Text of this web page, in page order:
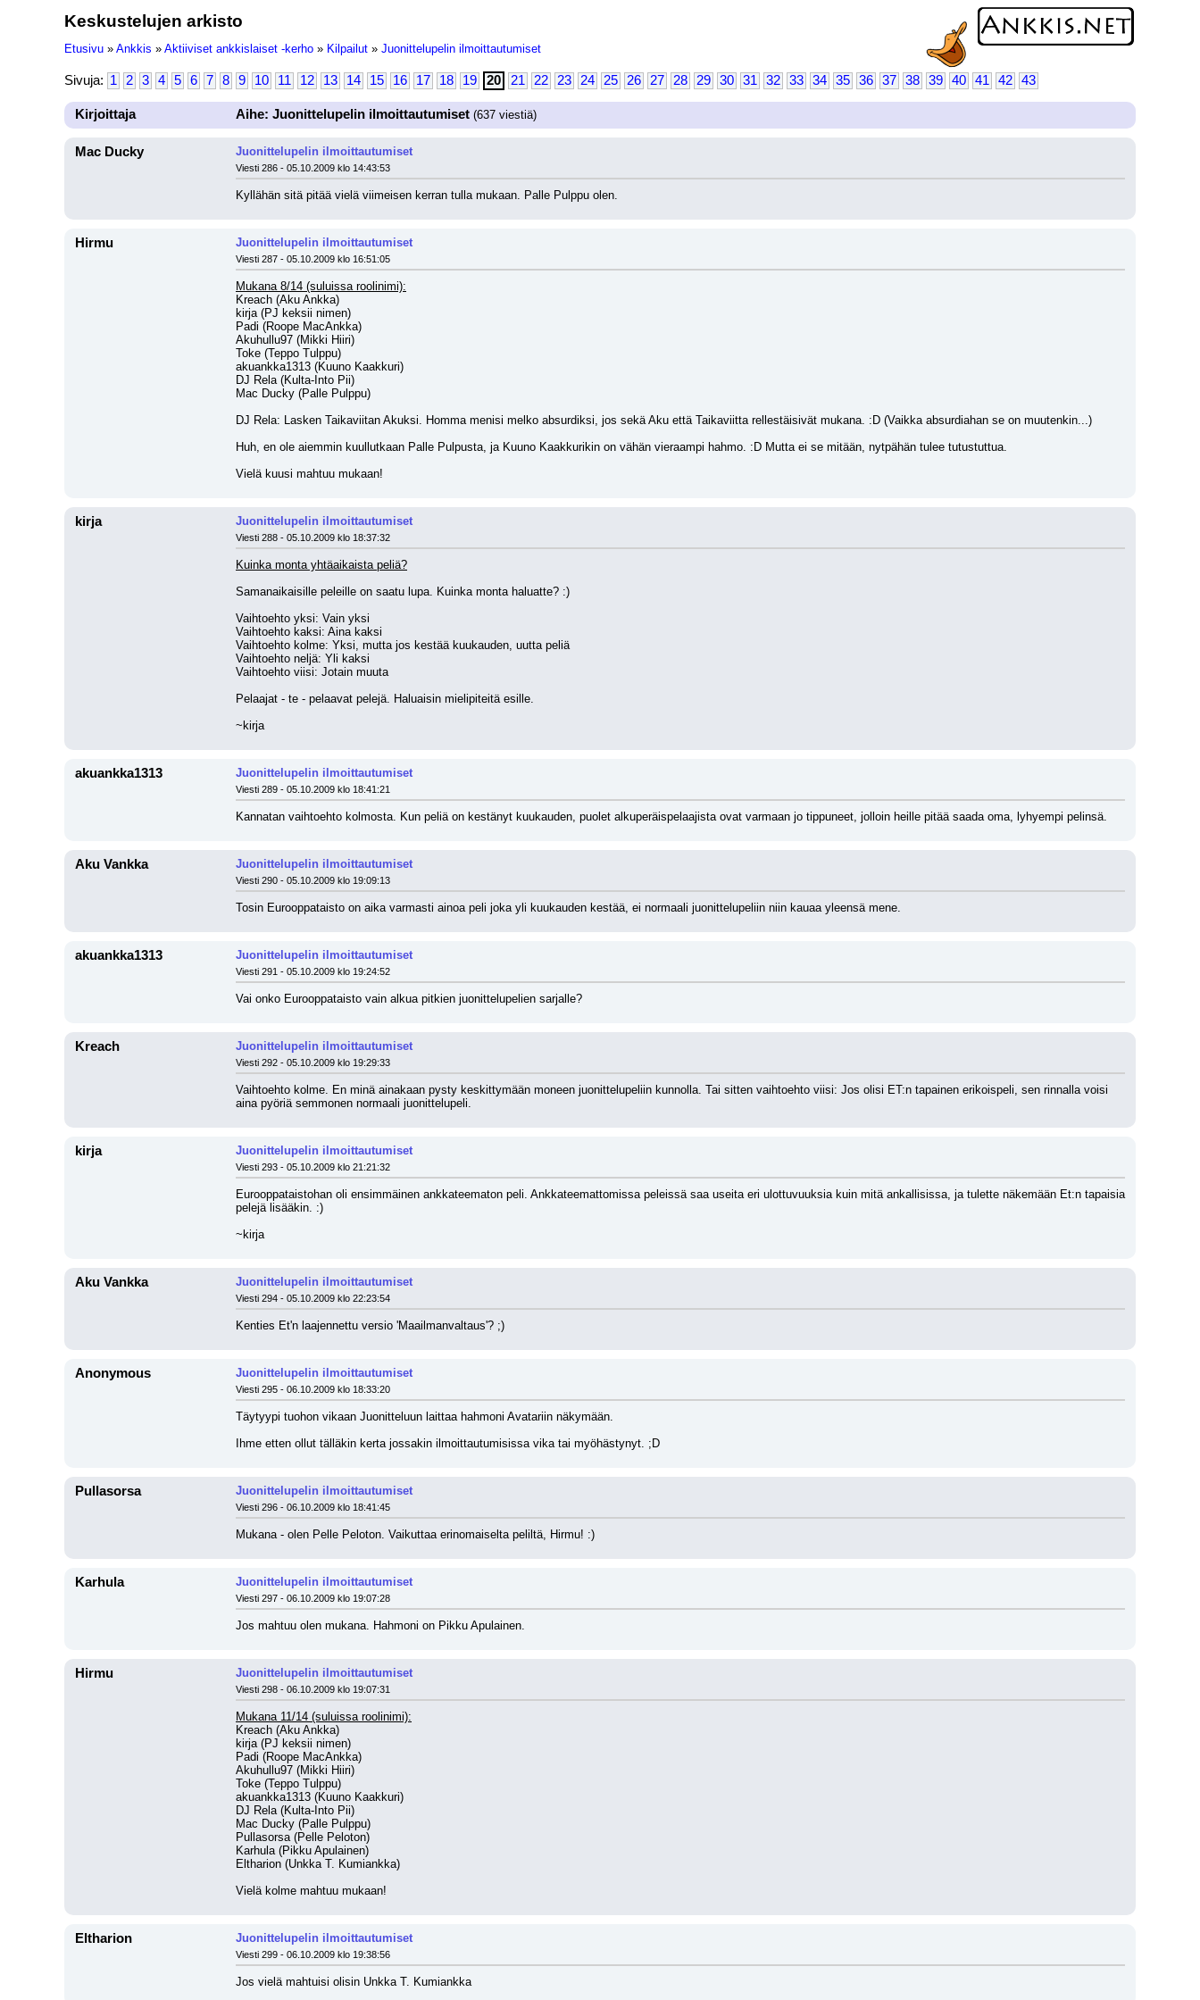
Keskustelujen arkisto
Etusivu » Ankkis » Aktiiviset ankkislaiset -kerho » Kilpailut » Juonittelupelin ilmoittautumiset
Sivuja: 1 2 3 4 5 6 7 8 9 10 11 12 13 14 15 16 17 18 19 20 21 22 23 24 25 26 27 28 29 30 31 32 33 34 35 36 37 38 39 40 41 42 43
Kirjoittaja Aihe: Juonittelupelin ilmoittautumiset (637 viestiä)
Mac Ducky Juonittelupelin ilmoittautumiset
Viesti 286 - 05.10.2009 klo 14:43:53
Kyllähän sitä pitää vielä viimeisen kerran tulla mukaan. Palle Pulppu olen.
Hirmu Juonittelupelin ilmoittautumiset
Viesti 287 - 05.10.2009 klo 16:51:05
Mukana 8/14 (suluissa roolinimi):
Kreach (Aku Ankka)
kirja (PJ keksii nimen)
Padi (Roope MacAnkka)
Akuhullu97 (Mikki Hiiri)
Toke (Teppo Tulppu)
akuankka1313 (Kuuno Kaakkuri)
DJ Rela (Kulta-Into Pii)
Mac Ducky (Palle Pulppu)
DJ Rela: Lasken Taikaviitan Akuksi. Homma menisi melko absurdiksi, jos sekä Aku että Taikaviitta rellestäisivät mukana. :D (Vaikka absurdiahan se on muutenkin...)
Huh, en ole aiemmin kuullutkaan Palle Pulpusta, ja Kuuno Kaakkurikin on vähän vieraampi hahmo. :D Mutta ei se mitään, nytpähän tulee tutustuttua.
Vielä kuusi mahtuu mukaan!
kirja Juonittelupelin ilmoittautumiset
Viesti 288 - 05.10.2009 klo 18:37:32
Kuinka monta yhtäaikaista peliä?
Samanaikaisille peleille on saatu lupa. Kuinka monta haluatte? :)
Vaihtoehto yksi: Vain yksi
Vaihtoehto kaksi: Aina kaksi
Vaihtoehto kolme: Yksi, mutta jos kestää kuukauden, uutta peliä
Vaihtoehto neljä: Yli kaksi
Vaihtoehto viisi: Jotain muuta
Pelaajat - te - pelaavat pelejä. Haluaisin mielipiteitä esille.
~kirja
akuankka1313 Juonittelupelin ilmoittautumiset
Viesti 289 - 05.10.2009 klo 18:41:21
Kannatan vaihtoehto kolmosta. Kun peliä on kestänyt kuukauden, puolet alkuperäispelaajista ovat varmaan jo tippuneet, jolloin heille pitää saada oma, lyhyempi pelinsä.
Aku Vankka Juonittelupelin ilmoittautumiset
Viesti 290 - 05.10.2009 klo 19:09:13
Tosin Eurooppataisto on aika varmasti ainoa peli joka yli kuukauden kestää, ei normaali juonittelupeliin niin kauaa yleensä mene.
akuankka1313 Juonittelupelin ilmoittautumiset
Viesti 291 - 05.10.2009 klo 19:24:52
Vai onko Eurooppataisto vain alkua pitkien juonittelupelien sarjalle?
Kreach Juonittelupelin ilmoittautumiset
Viesti 292 - 05.10.2009 klo 19:29:33
Vaihtoehto kolme. En minä ainakaan pysty keskittymään moneen juonittelupeliin kunnolla. Tai sitten vaihtoehto viisi: Jos olisi ET:n tapainen erikoispeli, sen rinnalla voisi
aina pyöriä semmonen normaali juonittelupeli.
kirja Juonittelupelin ilmoittautumiset
Viesti 293 - 05.10.2009 klo 21:21:32
Eurooppataistohan oli ensimmäinen ankkateematon peli. Ankkateemattomissa peleissä saa useita eri ulottuvuuksia kuin mitä ankallisissa, ja tulette näkemään Et:n tapaisia
pelejä lisääkin. :)
~kirja
Aku Vankka Juonittelupelin ilmoittautumiset
Viesti 294 - 05.10.2009 klo 22:23:54
Kenties Et'n laajennettu versio 'Maailmanvaltaus'? ;)
Anonymous Juonittelupelin ilmoittautumiset
Viesti 295 - 06.10.2009 klo 18:33:20
Täytyypi tuohon vikaan Juonitteluun laittaa hahmoni Avatariin näkymään.
Ihme etten ollut tälläkin kerta jossakin ilmoittautumisissa vika tai myöhästynyt. ;D
Pullasorsa Juonittelupelin ilmoittautumiset
Viesti 296 - 06.10.2009 klo 18:41:45
Mukana - olen Pelle Peloton. Vaikuttaa erinomaiselta peliltä, Hirmu! :)
Karhula Juonittelupelin ilmoittautumiset
Viesti 297 - 06.10.2009 klo 19:07:28
Jos mahtuu olen mukana. Hahmoni on Pikku Apulainen.
Hirmu Juonittelupelin ilmoittautumiset
Viesti 298 - 06.10.2009 klo 19:07:31
Mukana 11/14 (suluissa roolinimi):
Kreach (Aku Ankka)
kirja (PJ keksii nimen)
Padi (Roope MacAnkka)
Akuhullu97 (Mikki Hiiri)
Toke (Teppo Tulppu)
akuankka1313 (Kuuno Kaakkuri)
DJ Rela (Kulta-Into Pii)
Mac Ducky (Palle Pulppu)
Pullasorsa (Pelle Peloton)
Karhula (Pikku Apulainen)
Eltharion (Unkka T. Kumiankka)
Vielä kolme mahtuu mukaan!
Eltharion Juonittelupelin ilmoittautumiset
Viesti 299 - 06.10.2009 klo 19:38:56
Jos vielä mahtuisi olisin Unkka T. Kumiankka